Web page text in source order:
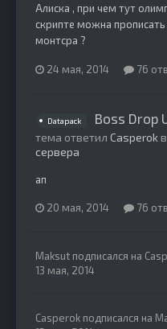
Алиска , при чем тут
скрипте можна прописать
монтсра ?
24 мая, 2014 76
Datapack Boss Drop
тема ответил Casperok
сервера
ап
20 мая, 2014 76
Maksut подписался на
13 мая, 2014
Casperok подписался на